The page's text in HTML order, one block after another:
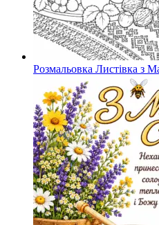
Розмальовка Листівка з